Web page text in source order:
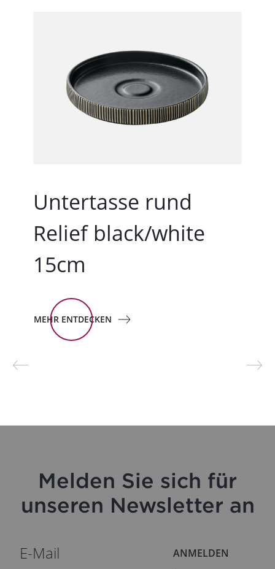
Untertasse rund
Relief black/white
15cm
MEHR ENTDECKEN
Melden Sie sich für
unseren Newsletter an
ANMELDEN